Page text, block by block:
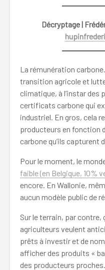
Décryptage |
La rémunération
transition agricole et
climatique, à l’instar des
certificats carbone qui
industriel. En gros, cela
producteurs en fonction
carbone qu’ils capturent
Pour le moment, le
faible (en Belgique, 10%
encore. En Wallonie,
aucun modèle public de
Sur le terrain, par contre,
agriculteurs veulent
prêts à investir et de
afficher des produits «
des producteurs proches.